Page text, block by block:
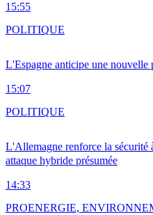
15:55
L'Espagne anticipe une nouvelle
15:07
POLITIQUE
L'Allemagne renforce la sécurité
attaque hybride présumée
14:33
POLITIQUE
PROENERGIE,